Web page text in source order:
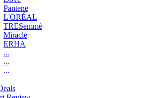
Pantene
L'ORÉAL
TRESemmé
Miracle
ERHA
...
...
...